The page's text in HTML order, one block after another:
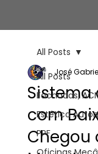
All Posts
Fachadas,
Estética
PPF
All Posts
Sistema
com
Chegou
José